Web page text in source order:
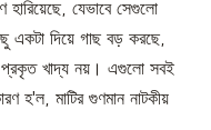
হারিয়েছে, যেভাবে সেগুলো
একটা দিয়ে গাছ বড় করছে,
প্রকৃত খাদ্য নয়। এগুলো সবই
হ'ল, মাটির গুণমান নাটকীয়